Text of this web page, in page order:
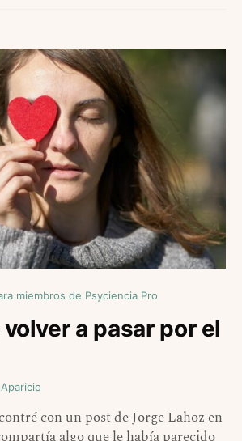
miembros de Psyciencia Pro
a pasar por el
con un post de Jorge Lahoz en